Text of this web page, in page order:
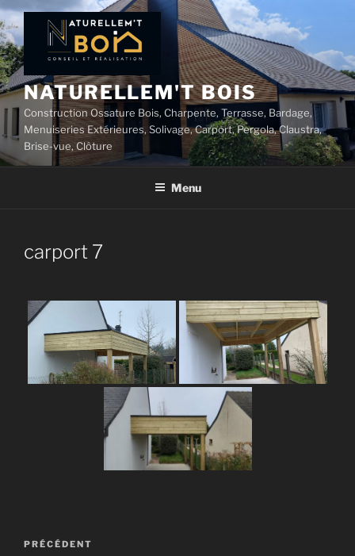
Aller
au
contenu
principal
NATURELLEM'T BOIS
Construction Ossature Bois, Charpente, Terrasse, Bardage,
Menuiseries Extérieures, Solivage, Carport, Pergola, Claustra,
Brise-vue, Clôture
Menu
carport 7
Navigation
Article
PRÉCÉDENT